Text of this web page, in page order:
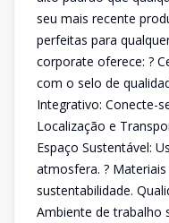
seu mais recente
perfeitas para
corporate oferece: ?
com o selo de
Integrativo: Conecte-
Localização e
Espaço Sustentável:
atmosfera. ?
sustentabilidade.
Ambiente de trabalho